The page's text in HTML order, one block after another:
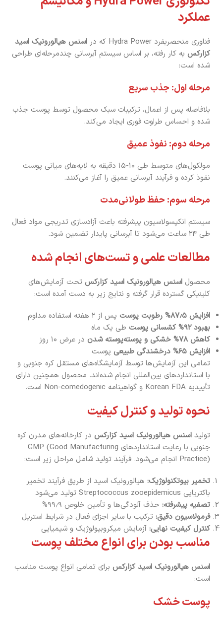
عملکرد
فناوری منحصربفرد Hydra Power که در
اسنس هیالورونیک اسید
کزارکس به کار رفته، بر اساس سیستم آبرسانی چندمرحله‌ای طراحی
شده است:
مرحله اول: جذب سریع
بلافاصله پس از اعمال، ترکیبات سبک محصول توسط پوست جذب
شده و احساس طراوت فوری ایجاد می‌کند.
مرحله دوم: نفوذ عمیق
مولکول‌های متوسط طی ۱۰-۱۵ دقیقه به لایه‌های میانی پوست
نفوذ کرده و فرآیند آبرسانی عمیق را آغاز می‌کنند.
مرحله سوم: حفظ طولانی‌مدت
سیستم انکپسولاسیون پیشرفته باعث آزادسازی تدریجی مواد فعال
طی ۲۴ ساعت می‌شود تا آبرسانی پایدار تضمین شود.
مطالعات علمی و تست‌های انجام شده
محصول اسنس هیالورونیک اسید کزارکس تحت آزمایش‌های
کلینیکی گسترده قرار گرفته و نتایج زیر به دست آمده است:
افزایش ۸۷٫۵% رطوبت پوست
پس از ۲ هفته استفاده مداوم
بهبود ۹۲% کشسانی پوست
طی یک ماه
کاهش ۷۸% خشکی و پوسته‌پوسته شدن
در عرض ۱۰ روز
افزایش ۶۵% درخشندگی طبیعی
پوست
تمامی این آزمایش‌ها توسط آزمایشگاه‌های مستقل کره جنوبی و
با استانداردهای بین‌المللی انجام شده‌اند. محصول همچنین دارای
تأییدیه Korean FDA و گواهینامه Non-comedogenic است.
نحوه تولید و کنترل کیفیت
تولید اسنس هیالورونیک اسید کزارکس در کارخانه‌های مدرن کره
جنوبی با رعایت استانداردهای GMP (Good Manufacturing
Practice) انجام می‌شود. فرآیند تولید شامل مراحل زیر است:
تخمیر بیوتکنولوژیک: هیالورونیک اسید از طریق فرآیند تخمیر
باکتریایی Streptococcus zooepidemicus تولید می‌شود
تصفیه پیشرفته: حذف آلودگی‌ها و تأمین خلوص ۹۹٫۹%
فرمولاسیون دقیق: ترکیب با سایر اجزای فعال در شرایط استریل
کنترل کیفیت نهایی: آزمایش میکروبیولوژیک و شیمیایی
مناسب بودن برای انواع مختلف پوست
اسنس هیالورونیک اسید کزارکس برای تمامی انواع پوست مناسب
است:
پوست خشک